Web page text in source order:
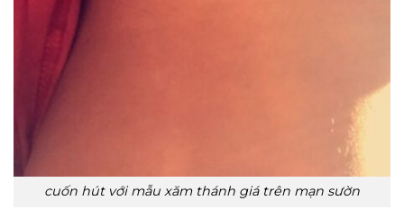
cuốn hút với mẫu xăm thánh giá trên mạn sườn